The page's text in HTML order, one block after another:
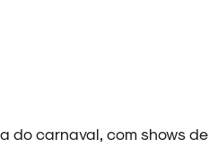
do carnaval, com shows de